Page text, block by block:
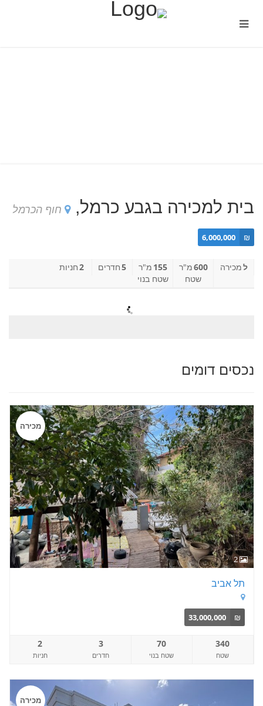
בית למכירה בגבע כרמל, חוף הכרמל
₪
6,000,000
למכירה 600מ"ר
שטח
155 מ"ר
שטח בנוי
5חדרים 2חניות
נכסים דומים
2
מכירה
תל אביב
₪
33,000,000
340
שטח
70
שטח בנוי
3
חדרים
2
חניות
מכירה